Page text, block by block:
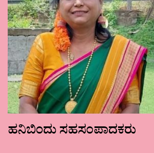
ಹನಿಬಿಂದು ಸಹಸಂಪಾದಕರು